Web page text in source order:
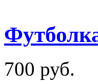
700 руб.